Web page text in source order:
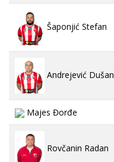
Šaponjić Stefan
Andrejević Dušan
Majes Đorđe
Rovčanin Radan